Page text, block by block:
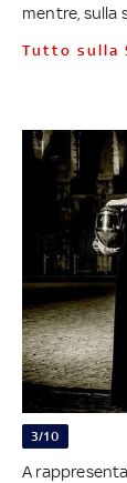
mentre, sulla
Tutto sulla
3/10
A